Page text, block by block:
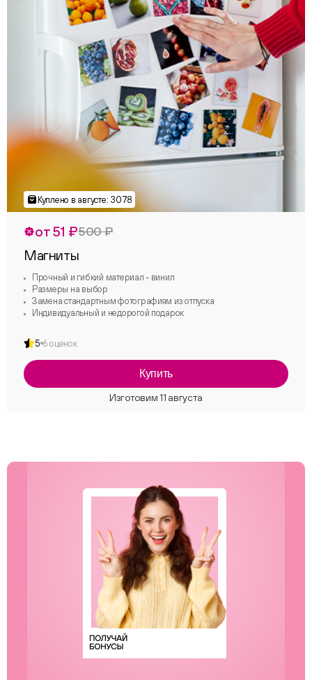
от 51 ₽500 ₽
Магниты
Прочный и гибкий материал - винил
Размеры на выбор
Замена стандартным фотографиям из отпуска
Индивидуальный и недорогой подарок
5 6 оценок
Купить